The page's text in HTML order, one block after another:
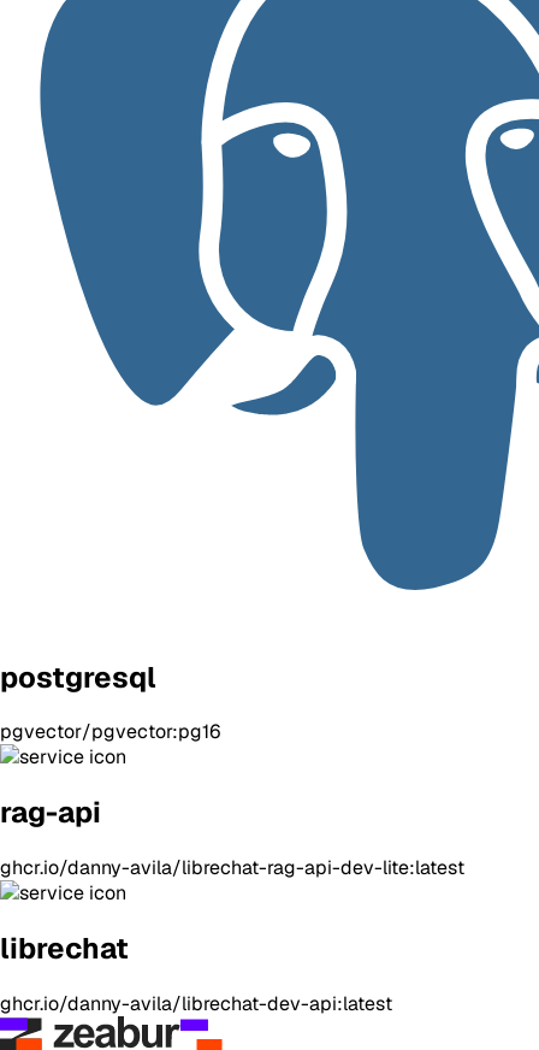
postgresql
pgvector/pgvector:pg16
rag-api
ghcr.io/danny-avila/librechat-rag-api-dev-lite:latest
librechat
ghcr.io/danny-avila/librechat-dev-api:latest